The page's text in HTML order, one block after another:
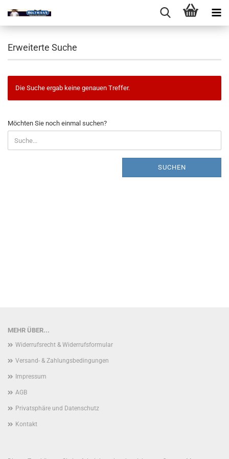
Erweiterte Suche
Die Suche ergab keine genauen Treffer.
MÖCHTEN
SIE
NOCH
EINMAL
Möchten Sie noch einmal suchen?
SUCHEN
MEHR ÜBER...
Widerrufsrecht & Widerrufsformular
Versand- & Zahlungsbedingungen
Impressum
AGB
Privatsphäre und Datenschutz
Kontakt